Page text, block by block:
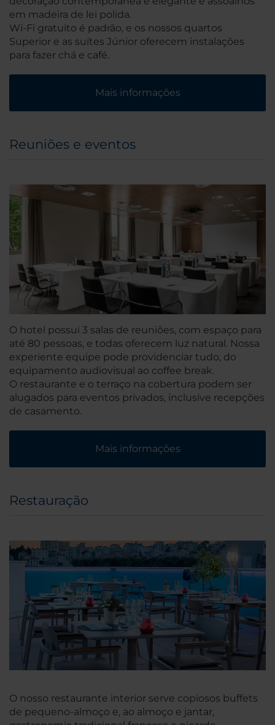
em madeira de lei polida.
Wi-Fi gratuito é padrão, e os nossos quartos
Superior e as suítes Júnior oferecem instalações
para fazer chá e café.
Mais informações
Reuniões e eventos
O hotel possui 3 salas de reuniões, com espaço para
até 80 pessoas, e todas oferecem luz natural. Nossa
experiente equipe pode providenciar tudo, do
equipamento audiovisual ao coffee break.
O restaurante e o terraço na cobertura podem ser
alugados para eventos privados, inclusive recepções
de casamento.
Mais informações
Restauração
O nosso restaurante interior serve copiosos buffets
de pequeno-almoço e, ao almoço e jantar,